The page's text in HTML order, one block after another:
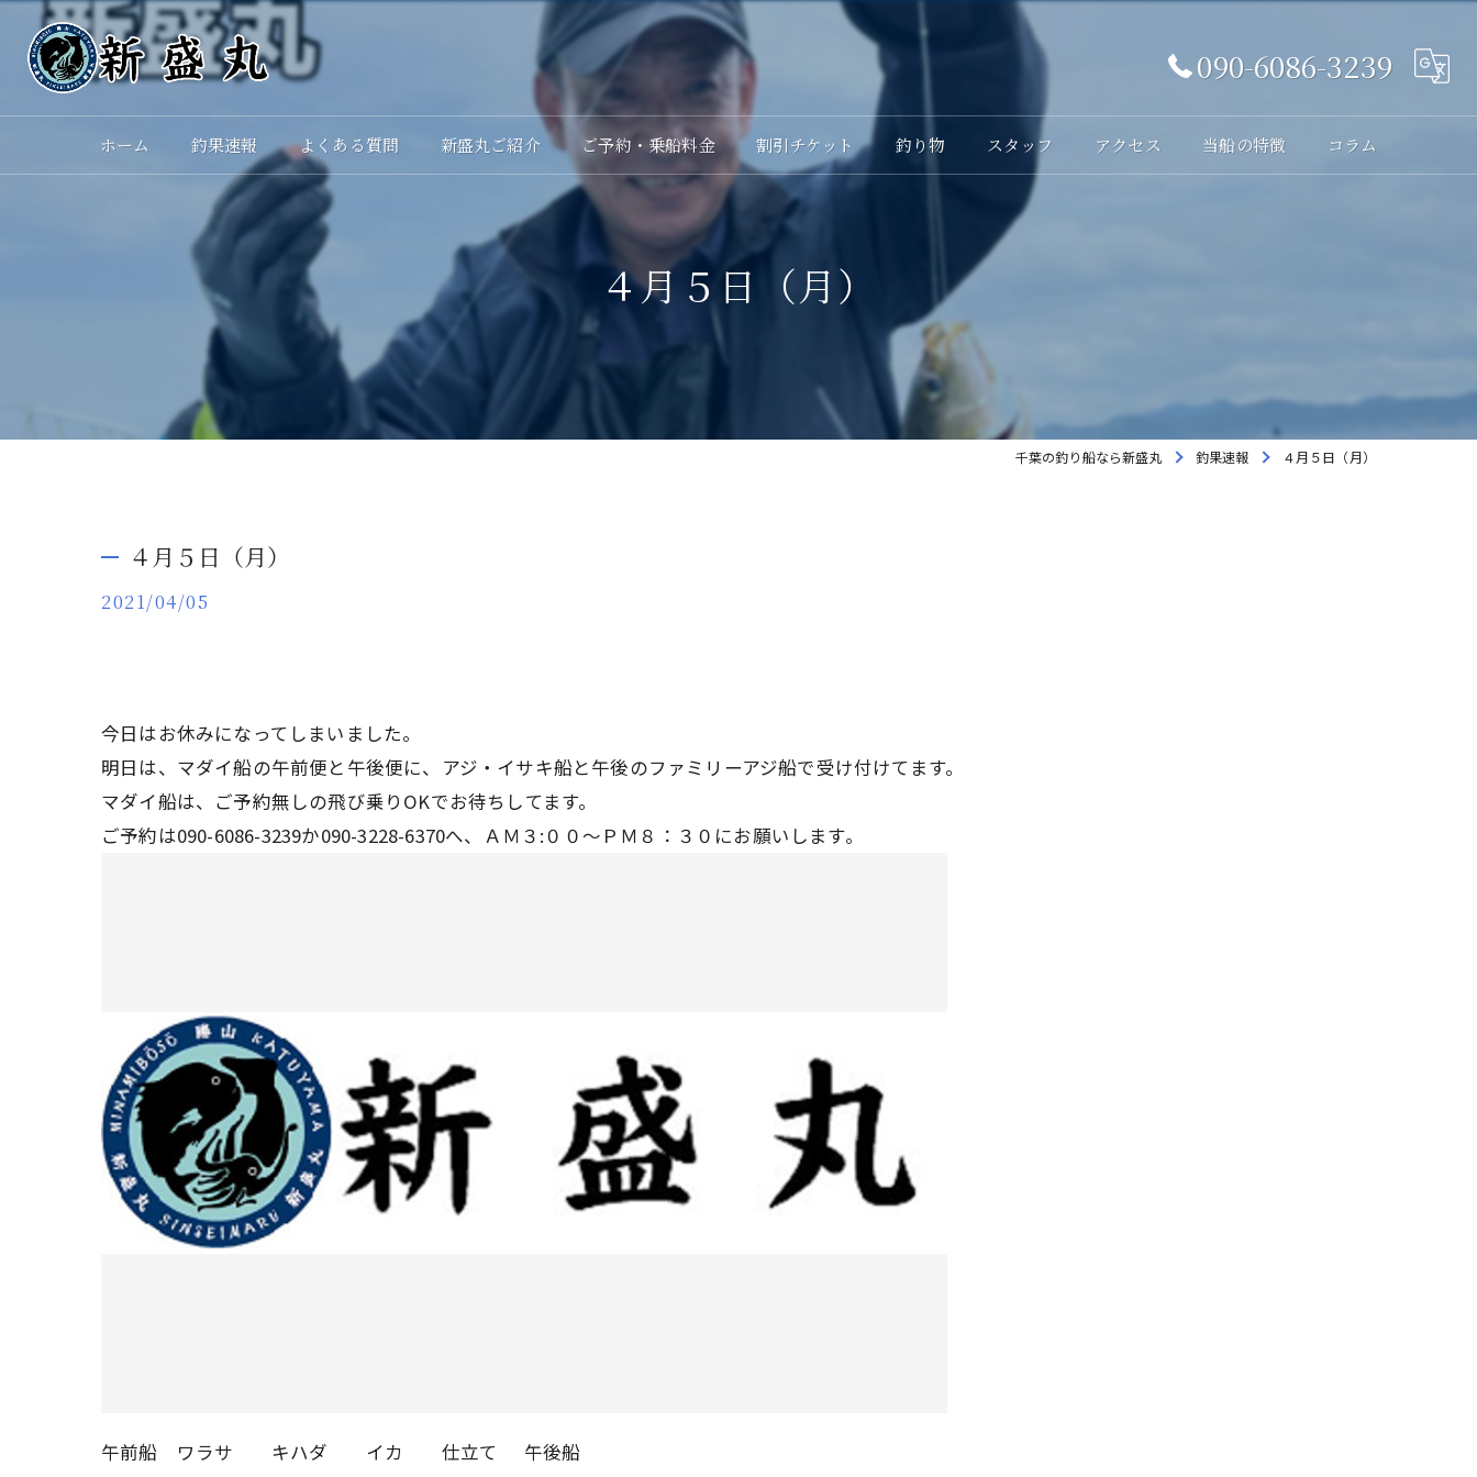
090-6086-3239
ホーム 釣果速報 よくある質問 新盛丸ご紹介 ご予約・乗船料金 割引チケット 釣り物 スタッフ アクセス 当船の特徴 コラム
４月５日（月）
千葉の釣り船なら新盛丸 釣果速報 ４月５日（月）
４月５日（月）
2021/04/05
今日はお休みになってしまいました。
明日は、マダイ船の午前便と午後便に、アジ・イサキ船と午後のファミリーアジ船で受け付けてます。
マダイ船は、ご予約無しの飛び乗りOKでお待ちしてます。
ご予約は090-6086-3239か090-3228-6370へ、ＡＭ３:００～ＰＭ８：３０にお願いします。
午前船 ワラサ キハダ イカ 仕立て
午後船